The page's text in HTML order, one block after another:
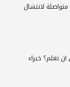
لانتشال
تعلم؟ خبراء